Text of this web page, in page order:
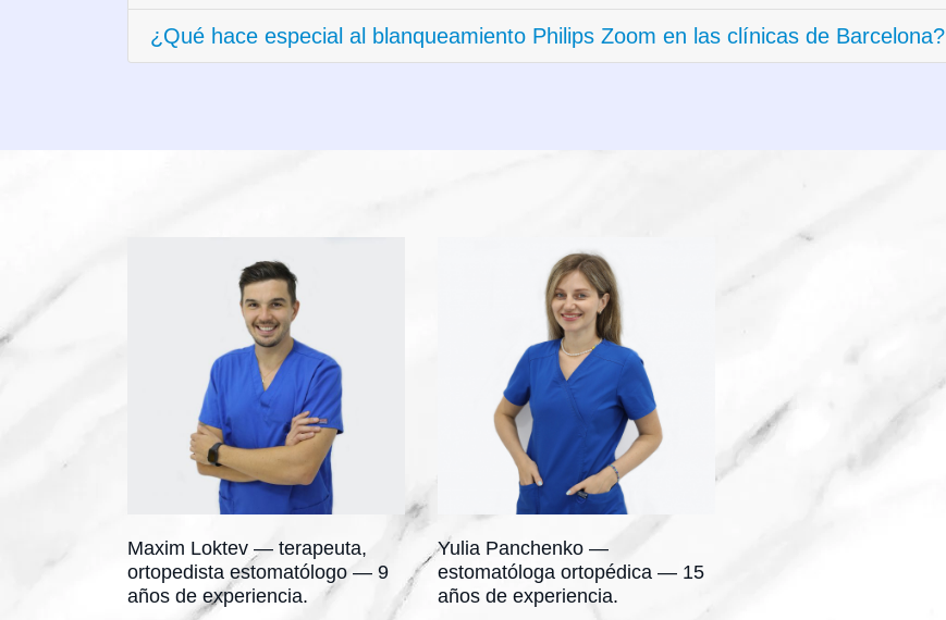
¿Qué hace especial al blanqueamiento Philips Zoom en las clínicas de Barcelona?
Maxim Loktev — terapeuta,
ortopedista estomatólogo — 9
años de experiencia.
Yulia Panchenko —
estomatóloga ortopédica — 15
años de experiencia.